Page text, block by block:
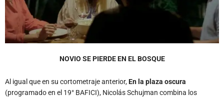
NOVIO SE PIERDE EN EL BOSQUE
Al igual que en su cortometraje anterior,En la plaza oscura
(programado en el 19° BAFICI), Nicolás Schujman combina los